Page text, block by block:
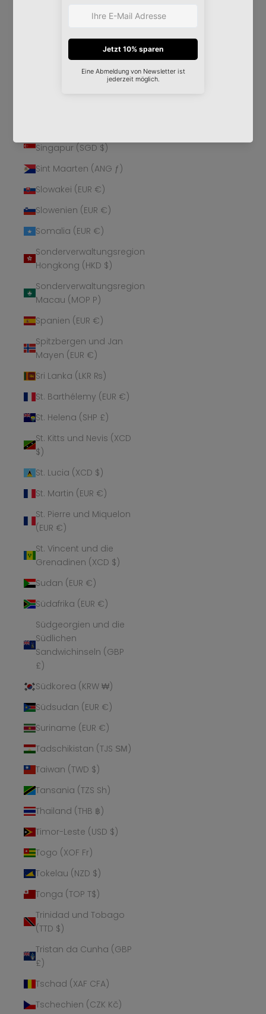
Schweiz (CHF CHF)
Senegal (XOF Fr)
Seychellen (EUR €)
Singapur (SGD $)
Sint Maarten (ANG ƒ)
Slowakei (EUR €)
Slowenien (EUR €)
Somalia (EUR €)
Sonderverwaltungsregion
Hongkong (HKD $)
Sonderverwaltungsregion
Macau (MOP P)
Spanien (EUR €)
Spitzbergen und Jan
Mayen (EUR €)
Sri Lanka (LKR ₨)
St. Barthélemy (EUR €)
St. Helena (SHP £)
St. Kitts und Nevis (XCD
$)
St. Lucia (XCD $)
St. Martin (EUR €)
St. Pierre und Miquelon
(EUR €)
St. Vincent und die
Grenadinen (XCD $)
Sudan (EUR €)
Südafrika (EUR €)
Südgeorgien und die
Südlichen
Sandwichinseln (GBP
£)
Südkorea (KRW ₩)
Südsudan (EUR €)
Suriname (EUR €)
Tadschikistan (TJS ЅМ)
Taiwan (TWD $)
Tansania (TZS Sh)
Thailand (THB ฿)
Timor-Leste (USD $)
Togo (XOF Fr)
Tokelau (NZD $)
Tonga (TOP T$)
Trinidad und Tobago
(TTD $)
Tristan da Cunha (GBP
£)
Tschad (XAF CFA)
Tschechien (CZK Kč)